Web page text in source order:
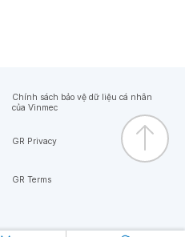
Chính sách bảo vệ dữ liệu cá nhân
của Vinmec
GR Privacy
GR Terms